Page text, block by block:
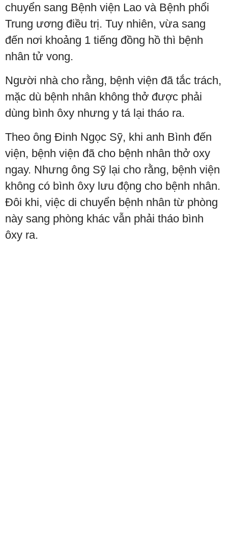
chuyển sang Bệnh viện Lao và Bệnh phổi
Trung ương điều trị. Tuy nhiên, vừa sang
đến nơi khoảng 1 tiếng đồng hồ thì bệnh
nhân tử vong.
Người nhà cho rằng, bệnh viện đã tắc trách,
mặc dù bệnh nhân không thở được phải
dùng bình ôxy nhưng y tá lại tháo ra.
Theo ông Đinh Ngọc Sỹ, khi anh Bình đến
viện, bệnh viện đã cho bệnh nhân thở oxy
ngay. Nhưng ông Sỹ lại cho rằng, bệnh viện
không có bình ôxy lưu động cho bệnh nhân.
Đôi khi, việc di chuyển bệnh nhân từ phòng
này sang phòng khác vẫn phải tháo bình
ôxy ra.